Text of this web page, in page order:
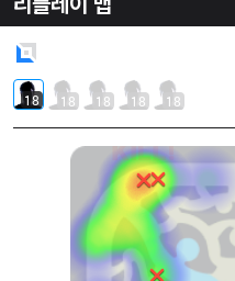
18 18 18 18 18